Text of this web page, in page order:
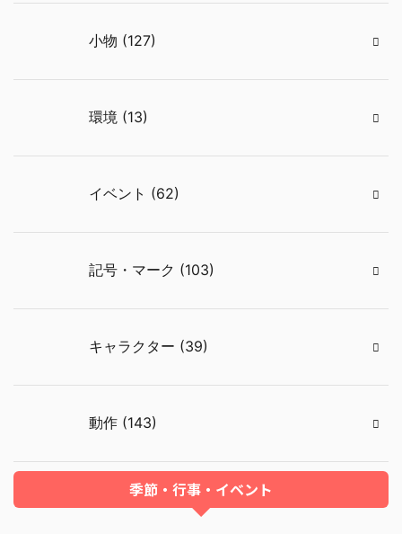
小物 (127)
環境 (13)
イベント (62)
記号・マーク (103)
キャラクター (39)
動作 (143)
季節・行事・イベント